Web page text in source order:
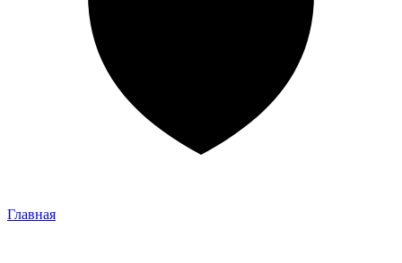
Главная
Главная